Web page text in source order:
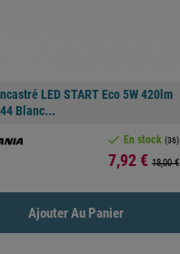
LED START Eco 5W 420lm
Blanc...
 En stock (36)
Prix
7,92 € 18,00 €
Ajouter Au Panier